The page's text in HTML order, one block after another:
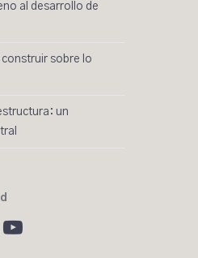
al desarrollo de
sobre lo
un
Youtube